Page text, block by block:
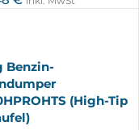
Benzin-
(High-Tip